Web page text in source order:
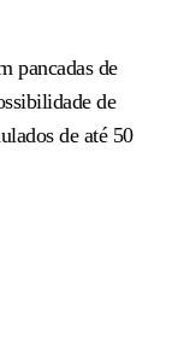
pancadas de
de
de até 50